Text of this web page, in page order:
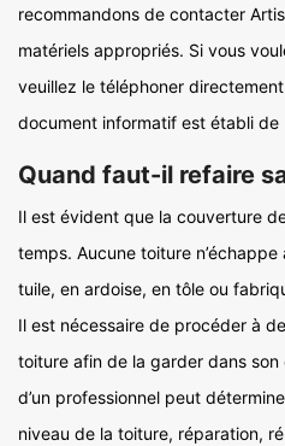
recommandons de contacter
matériels appropriés. Si vous
veuillez le téléphoner
document informatif est établi de
Quand faut-il refaire
Il est évident que la couverture
temps. Aucune toiture
tuile, en ardoise, en tôle ou
Il est nécessaire de procéder à
toiture afin de la garder dans
d’un professionnel peut
niveau de la toiture, réparation,